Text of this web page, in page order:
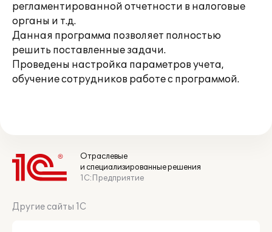
регламентированной отчетности в налоговые
органы и т.д.
Данная программа позволяет полностью
решить поставленные задачи.
Проведены настройка параметров учета,
обучение сотрудников работе с программой.
Отраслевые
и специализированные решения
1С:Предприятие
Другие сайты 1С